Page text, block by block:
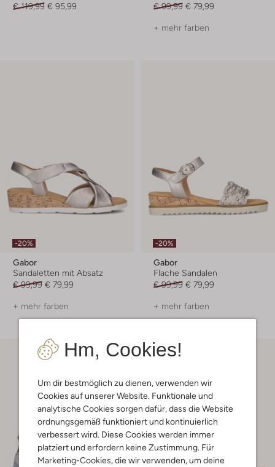
Hm, Cookies!
Um dir bestmöglich zu dienen, verwenden wir
Cookies auf unserer Website. Funktionale und
analytische Cookies sorgen dafür, dass die Website
ordnungsgemäß funktioniert und kontinuierlich
verbessert wird. Diese Cookies werden immer
platziert und erfordern keine Zustimmung. Für
Marketing-Cookies, die wir verwenden, um deine
€ 119,99 € 95,99
€ 99,99 € 79,99
+ mehr farben
-20%
Gabor
Sandaletten mit Absatz
€ 99,99 € 79,99
+ mehr farben
-20%
Gabor
Flache Sandalen
€ 99,99 € 79,99
+ mehr farben